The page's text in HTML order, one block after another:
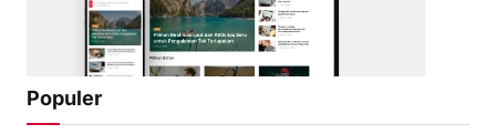
Populer